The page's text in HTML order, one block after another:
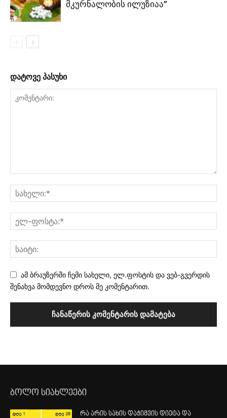
მკურნალობის ილუზიაა”
დატოვე პასუხი
ამ ბრაუზერში ჩემი სახელი, ელ.ფოსტის და ვებ-გვერდის
შენახვა მომდევნო დროს მე კომენტარით.
ბოლო სიახლეები
რა არის სახის დაჭიმვის დიეტა და